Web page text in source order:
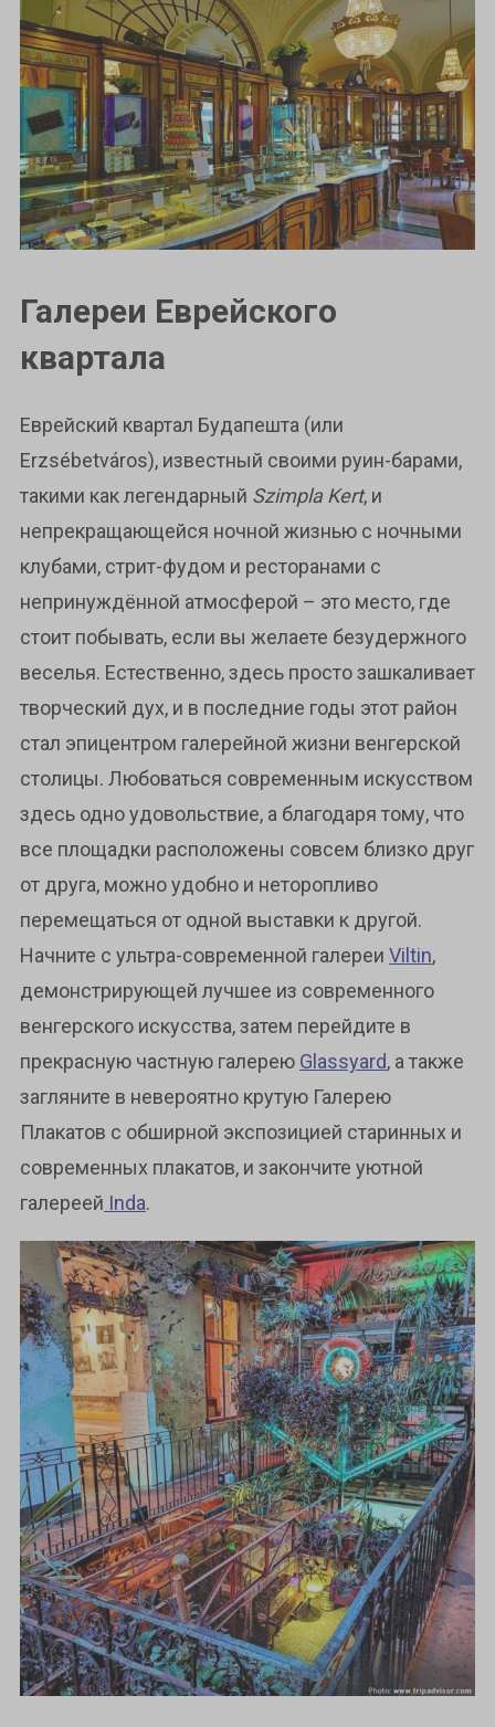
Галереи Еврейского
квартала
Еврейский квартал Будапешта (или
Erzsébetváros), известный своими руин-барами,
такими как легендарный Szimpla Kert, и
непрекращающейся ночной жизнью с ночными
клубами, стрит-фудом и ресторанами с
непринуждённой атмосферой – это место, где
стоит побывать, если вы желаете безудержного
веселья. Естественно, здесь просто зашкаливает
творческий дух, и в последние годы этот район
стал эпицентром галерейной жизни венгерской
столицы. Любоваться современным искусством
здесь одно удовольствие, а благодаря тому, что
все площадки расположены совсем близко друг
от друга, можно удобно и неторопливо
перемещаться от одной выставки к другой.
Начните с ультра-современной галереи Viltin,
демонстрирующей лучшее из современного
венгерского искусства, затем перейдите в
прекрасную частную галерею Glassyard, а также
загляните в невероятно крутую Галерею
Плакатов с обширной экспозицией старинных и
современных плакатов, и закончите уютной
галереей Inda.